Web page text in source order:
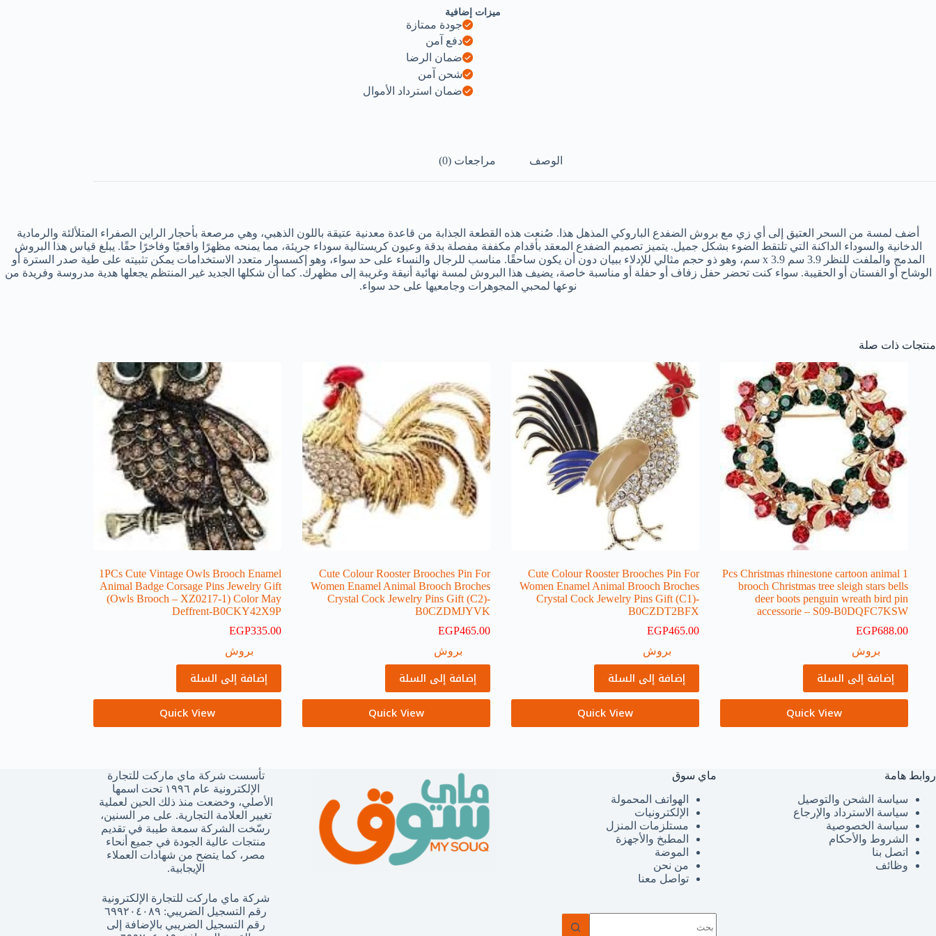
ميزات إضافية
جودة ممتازة
دفع آمن
ضمان الرضا
شحن آمن
ضمان استرداد الأموال
الوصف مراجعات (0)
أضف لمسة من السحر العتيق إلى أي زي مع بروش الضفدع الباروكي المذهل هذا. صُنعت هذه القطعة الجذابة من قاعدة معدنية عتيقة باللون الذهبي، وهي مرصعة بأحجار الراين الصفراء المتلألئة والرمادية
الدخانية والسوداء الداكنة التي تلتقط الضوء بشكل جميل. يتميز تصميم الضفدع المعقد بأقدام مكففة مفصلة بدقة وعيون كريستالية سوداء جريئة، مما يمنحه مظهرًا واقعيًا وفاخرًا حقًا. يبلغ قياس هذا البروش
المدمج والملفت للنظر 3.9 سم x 3.9 سم، وهو ذو حجم مثالي للإدلاء ببيان دون أن يكون ساحقًا. مناسب للرجال والنساء على حد سواء، وهو إكسسوار متعدد الاستخدامات يمكن تثبيته على طية صدر السترة أو
الوشاح أو الفستان أو الحقيبة. سواء كنت تحضر حفل زفاف أو حفلة أو مناسبة خاصة، يضيف هذا البروش لمسة نهائية أنيقة وغريبة إلى مظهرك. كما أن شكلها الجديد غير المنتظم يجعلها هدية مدروسة وفريدة من
نوعها لمحبي المجوهرات وجامعيها على حد سواء.
منتجات ذات صلة
1 Pcs Christmas rhinestone cartoon animal
brooch Christmas tree sleigh stars bells
deer boots penguin wreath bird pin
accessorie – S09-B0DQFC7KSW
EGP688.00
بروش
إضافة إلى السلة
Quick View
Cute Colour Rooster Brooches Pin For
Women Enamel Animal Brooch Broches
Crystal Cock Jewelry Pins Gift (C1)-
B0CZDT2BFX
EGP465.00
بروش
إضافة إلى السلة
Quick View
Cute Colour Rooster Brooches Pin For
Women Enamel Animal Brooch Broches
Crystal Cock Jewelry Pins Gift (C2)-
B0CZDMJYVK
EGP465.00
بروش
إضافة إلى السلة
Quick View
1PCs Cute Vintage Owls Brooch Enamel
Animal Badge Corsage Pins Jewelry Gift
(Owls Brooch – XZ0217-1) Color May
Deffrent-B0CKY42X9P
EGP335.00
بروش
إضافة إلى السلة
Quick View
روابط هامة
سياسة الشحن والتوصيل
سياسة الاسترداد والإرجاع
سياسة الخصوصية
الشروط والأحكام
اتصل بنا
وظائف
ماي سوق
الهواتف المحمولة
الإلكترونيات
مستلزمات المنزل
المطبخ والأجهزة
الموضة
من نحن
تواصل معنا
توجد
تأسست شركة ماي ماركت للتجارة
الإلكترونية عام ١٩٩٦ تحت اسمها
الأصلي، وخضعت منذ ذلك الحين لعملية
تغيير العلامة التجارية. على مر السنين،
رسّخت الشركة سمعة طيبة في تقديم
منتجات عالية الجودة في جميع أنحاء
مصر، كما يتضح من شهادات العملاء
الإيجابية.
شركة ماي ماركت للتجارة الإلكترونية
رقم التسجيل الضريبي: ٦٩٩٢٠٤٠٨٩
رقم التسجيل الضريبي بالإضافة إلى